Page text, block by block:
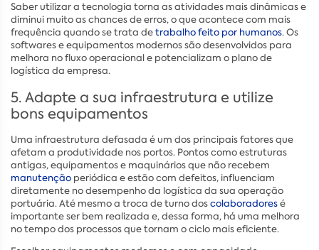
Saber utilizar a tecnologia torna as atividades mais dinâmicas e
diminui muito as chances de erros, o que acontece com mais
frequência quando se trata detrabalho feito por humanos. Os
softwares e equipamentos modernos são desenvolvidos para
melhora no fluxo operacional e potencializam o plano de
logística da empresa.
5. Adapte a sua infraestrutura e utilize
bons equipamentos
Uma infraestrutura defasada é um dos principais fatores que
afetam a produtividade nos portos. Pontos como estruturas
antigas, equipamentos e maquinários que não recebem
manutenção periódica e estão com defeitos, influenciam
diretamente no desempenho da logística da sua operação
portuária. Até mesmo a troca de turno doscolaboradoresé
importante ser bem realizada e, dessa forma, há uma melhora
no tempo dos processos que tornam o ciclo mais eficiente.